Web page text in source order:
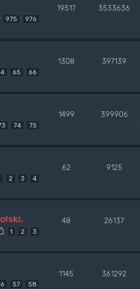
975 976
19517 3533636
65 66
1308 397139
74 75
1499 399906
2 3 4
62 9125
1 2 3
48 26137
57 58
1145 361292